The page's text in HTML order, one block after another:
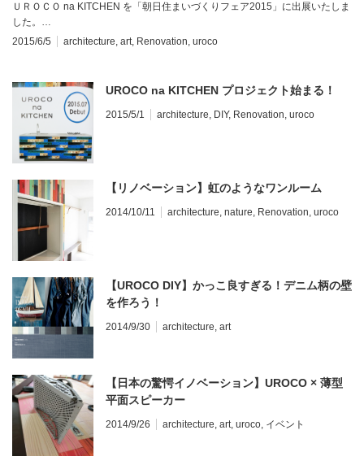
ＵＲＯＣＯ na KITCHEN を「朝日住まいづくりフェア2015」に出展いたしま
した。…
2015/6/5
architecture, art, Renovation, uroco
UROCO na KITCHEN プロジェクト始まる！
2015/5/1 architecture, DIY, Renovation, uroco
【リノベーション】虹のようなワンルーム
2014/10/11 architecture, nature, Renovation, uroco
【UROCO DIY】かっこ良すぎる！デニム柄の壁
を作ろう！
2014/9/30 architecture, art
【日本の驚愕イノベーション】UROCO × 薄型
平面スピーカー
2014/9/26 architecture, art, uroco, イベント